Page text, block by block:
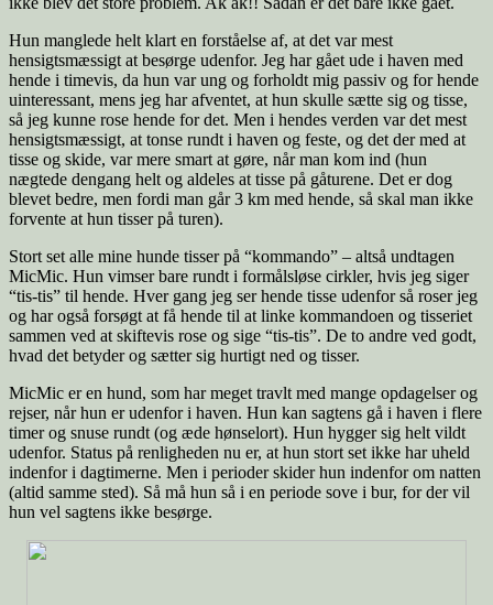
Hun manglede helt klart en forståelse af, at det var mest
hensigtsmæssigt at besørge udenfor. Jeg har gået ude i haven med
hende i timevis, da hun var ung og forholdt mig passiv og for hende
uinteressant, mens jeg har afventet, at hun skulle sætte sig og tisse,
så jeg kunne rose hende for det. Men i hendes verden var det mest
hensigtsmæssigt, at tonse rundt i haven og feste, og det der med at
tisse og skide, var mere smart at gøre, når man kom ind (hun
nægtede dengang helt og aldeles at tisse på gåturene. Det er dog
blevet bedre, men fordi man går 3 km med hende, så skal man ikke
forvente at hun tisser på turen).
Stort set alle mine hunde tisser på “kommando” – altså undtagen
MicMic. Hun vimser bare rundt i formålsløse cirkler, hvis jeg siger
“tis-tis” til hende. Hver gang jeg ser hende tisse udenfor så roser jeg
og har også forsøgt at få hende til at linke kommandoen og tisseriet
sammen ved at skiftevis rose og sige “tis-tis”. De to andre ved godt,
hvad det betyder og sætter sig hurtigt ned og tisser.
MicMic er en hund, som har meget travlt med mange opdagelser og
rejser, når hun er udenfor i haven. Hun kan sagtens gå i haven i flere
timer og snuse rundt (og æde hønselort). Hun hygger sig helt vildt
udenfor. Status på renligheden nu er, at hun stort set ikke har uheld
indenfor i dagtimerne. Men i perioder skider hun indenfor om natten
(altid samme sted). Så må hun så i en periode sove i bur, for der vil
hun vel sagtens ikke besørge.